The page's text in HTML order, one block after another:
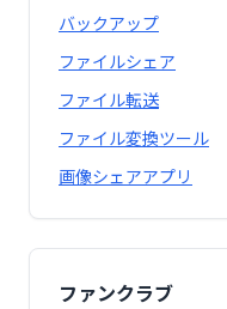
バックアップ
ファイルシェア
ファイル転送
ファイル変換ツール
画像シェアアプリ
ファンクラブ